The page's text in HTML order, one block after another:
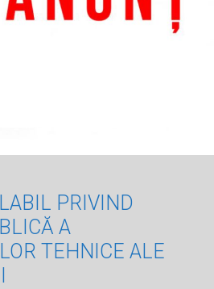
PRIVIND
A
TEHNICE ALE